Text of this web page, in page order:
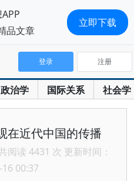
政治学 国际关系 社会学
登录 注册
在近代中国的传播
阅读 4431 次 更新时间：
00:37
品文章
立即下载